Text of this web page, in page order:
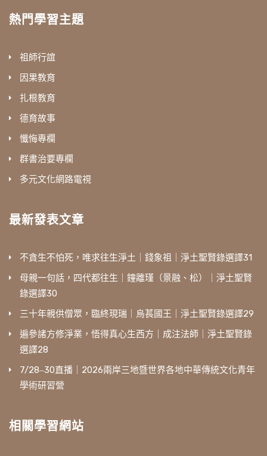
熱門學習主題
祖師行誼
因果教育
扎根教育
德育故事
懺悔專欄
群書治要專欄
多元文化網路電視
最新發表文章
不貪生不怕死，唯求往生淨土｜錢象祖｜淨土聖賢錄選譯31
母親一句話，四代都往生｜鐘離瑾（景融、松）｜淨土聖賢
錄選譯30
三十年親供僧眾，臨終現瑞｜烏萇國王｜淨土聖賢錄選譯29
遍參諸方修淨業，悟得真心生西方｜成注法師｜淨土聖賢錄
選譯28
7/28‒30直播｜2026兩岸三地暨世界各地中華傳統文化青年
學術研習營
相關學習網站